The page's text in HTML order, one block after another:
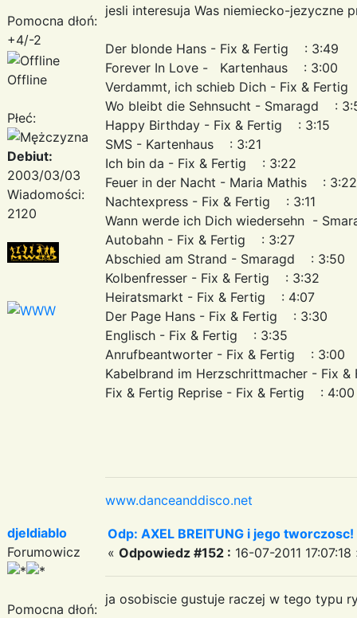
Pomocna dłoń:
+4/-2
Offline
Płeć:
Debiut:
2003/03/03
Wiadomości:
2120
jesli interesuja Was niemiecko-jezyczne
Der blonde Hans - Fix & Fertig : 3:49
Forever In Love - Kartenhaus : 3:00
Verdammt, ich schieb Dich - Fix &
Wo bleibt die Sehnsucht - Smaragd :
Happy Birthday - Fix & Fertig : 3:15
SMS - Kartenhaus : 3:21
Ich bin da - Fix & Fertig : 3:22
Feuer in der Nacht - Maria Mathis :
Nachtexpress - Fix & Fertig : 3:11
Wann werde ich Dich wiedersehn -
Autobahn - Fix & Fertig : 3:27
Abschied am Strand - Smaragd : 3:50
Kolbenfresser - Fix & Fertig : 3:32
Heiratsmarkt - Fix & Fertig : 4:07
Der Page Hans - Fix & Fertig : 3:30
Englisch - Fix & Fertig : 3:35
Anrufbeantworter - Fix & Fertig : 3:00
Kabelbrand im Herzschrittmacher - Fix
Fix & Fertig Reprise - Fix & Fertig : 4:00
www.danceanddisco.net
djeldiablo
Forumowicz
Pomocna dłoń:
Odp: AXEL BREITUNG i jego
« Odpowiedz #152 : 16-07-2011 17:07:18
ja osobiscie gustuje raczej w tego typu